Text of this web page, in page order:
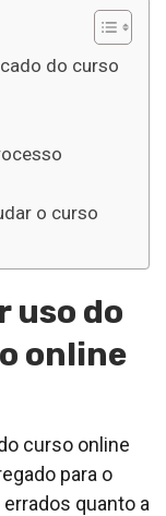
do curso
o curso
uso do
online
curso online
para o
quanto a